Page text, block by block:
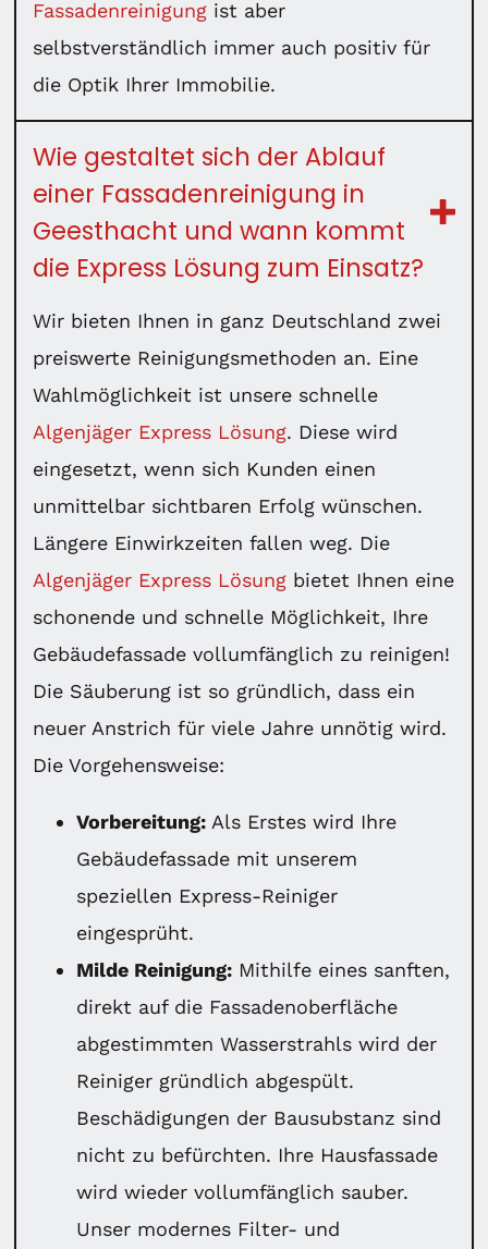
Fassadenreinigung ist aber
selbstverständlich immer auch positiv für
die Optik Ihrer Immobilie.
Wie gestaltet sich der Ablauf
einer Fassadenreinigung in
Geesthacht und wann kommt
die Express Lösung zum Einsatz?
Wir bieten Ihnen in ganz Deutschland zwei
preiswerte Reinigungsmethoden an. Eine
Wahlmöglichkeit ist unsere schnelle
Algenjäger Express Lösung. Diese wird
eingesetzt, wenn sich Kunden einen
unmittelbar sichtbaren Erfolg wünschen.
Längere Einwirkzeiten fallen weg. Die
Algenjäger Express Lösung bietet Ihnen eine
schonende und schnelle Möglichkeit, Ihre
Gebäudefassade vollumfänglich zu reinigen!
Die Säuberung ist so gründlich, dass ein
neuer Anstrich für viele Jahre unnötig wird.
Die Vorgehensweise:
Vorbereitung: Als Erstes wird Ihre
Gebäudefassade mit unserem
speziellen Express-Reiniger
eingesprüht.
Milde Reinigung: Mithilfe eines sanften,
direkt auf die Fassadenoberfläche
abgestimmten Wasserstrahls wird der
Reiniger gründlich abgespült.
Beschädigungen der Bausubstanz sind
nicht zu befürchten. Ihre Hausfassade
wird wieder vollumfänglich sauber.
Unser modernes Filter- und